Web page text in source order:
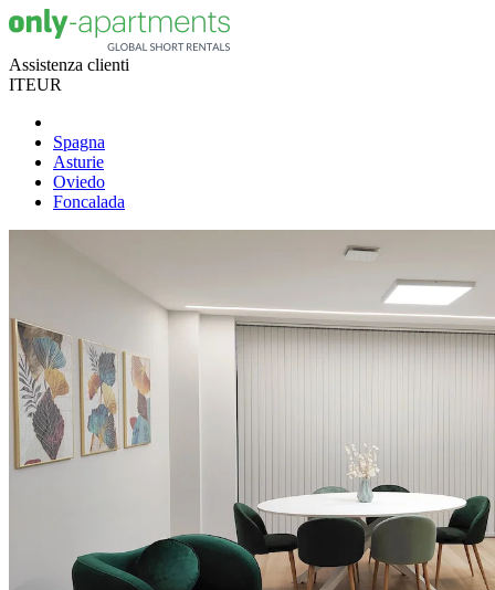
Assistenza clienti
ITEUR
Spagna
Asturie
Oviedo
Foncalada